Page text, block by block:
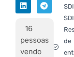
de
16
pessoas
vendo